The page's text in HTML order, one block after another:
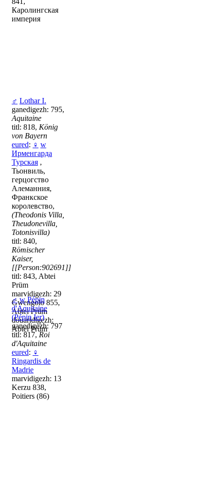
Каролингская
империя
♂ Lothar I.
ganedigezh: 795,
Aquitaine
titl: 818, König
von Bayern
eured: ♀ w
Ирменгарда
Турская ,
Тьонвиль,
герцогство
Алеманния,
Франкское
королевство,
(Theodonis Villa,
Theudonevilla,
Totonisvilla)
titl: 840,
Römischer
Kaiser,
[[Person:902691]]
titl: 843, Abtei
Prüm
marvidigezh: 29
Gwengolo 855,
Abtei Prüm
douaridigezh:
Abtei Prüm
♂ w Pépin
d'Aquitaine
(Pépin Ier)
ganedigezh: 797
titl: 817, Roi
d'Aquitaine
eured: ♀
Ringardis de
Madrie
marvidigezh: 13
Kerzu 838,
Poitiers (86)